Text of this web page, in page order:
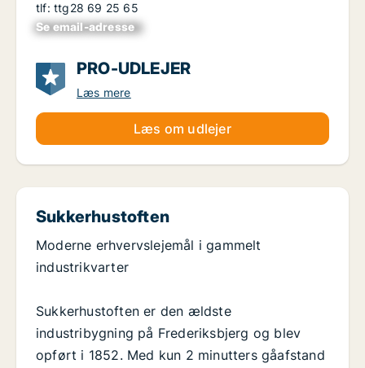
tlf: ttg28 69 25 65
Se email-adresse
xxxxxxxxxxxxxxxx
PRO-UDLEJER
Læs mere
Læs om udlejer
Sukkerhustoften
Moderne erhvervslejemål i gammelt
industrikvarter
Sukkerhustoften er den ældste
industribygning på Frederiksbjerg og blev
opført i 1852. Med kun 2 minutters gåafstand